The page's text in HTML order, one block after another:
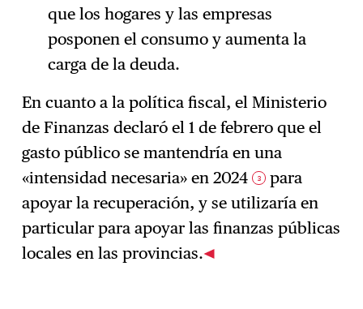
que los hogares y las empresas
posponen el consumo y aumenta la
carga de la deuda.
En cuanto a la política fiscal, el Ministerio
de Finanzas declaró el 1 de febrero que el
gasto público se mantendría en una
«intensidad necesaria» en 2024 3
para
apoyar la recuperación, y se utilizaría en
particular para apoyar las finanzas públicas
locales en las provincias.